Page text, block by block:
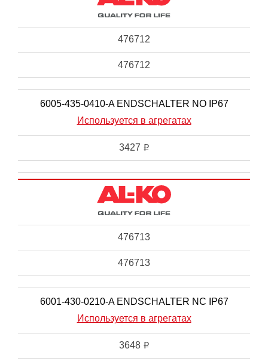
476712
476712
6005-435-0410-A ENDSCHALTER NO IP67
Используется в агрегатах
3427 i
476713
476713
6001-430-0210-A ENDSCHALTER NC IP67
Используется в агрегатах
3648 i